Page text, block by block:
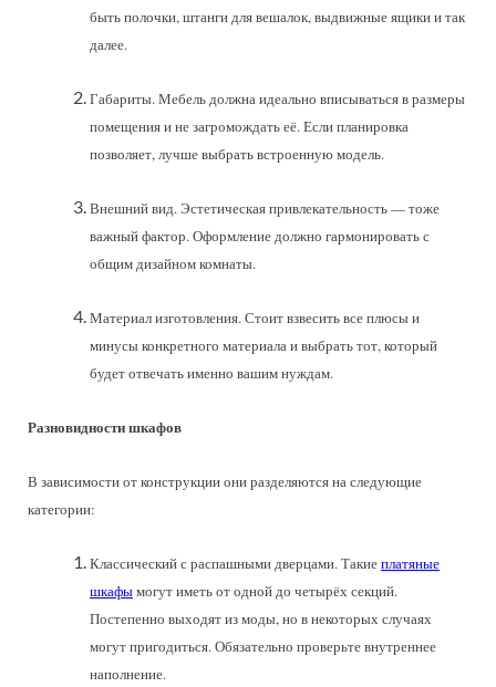
быть полочки, штанги для вешалок, выдвижные ящики и так
далее.
Габариты. Мебель должна идеально вписываться в размеры
помещения и не загромождать её. Если планировка
позволяет, лучше выбрать встроенную модель.
Внешний вид. Эстетическая привлекательность — тоже
важный фактор. Оформление должно гармонировать с
общим дизайном комнаты.
Материал изготовления. Стоит взвесить все плюсы и
минусы конкретного материала и выбрать тот, который
будет отвечать именно вашим нуждам.
Разновидности шкафов
В зависимости от конструкции они разделяются на следующие
категории:
Классический с распашными дверцами. Такиеплатяные
шкафымогут иметь от одной до четырёх секций.
Постепенно выходят из моды, но в некоторых случаях
могут пригодиться. Обязательно проверьте внутреннее
наполнение.